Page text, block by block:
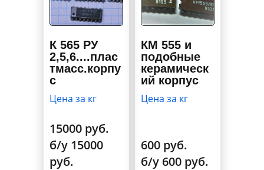
К 565 РУ
2,5,6....плас
тмасс.корпу
с
Цена за кг
15000 руб.
б/у 15000
руб.
КМ 555 и
подобные
керамическ
ий корпус
Цена за кг
600 руб.
б/у 600 руб.